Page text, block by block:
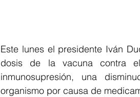
Este lunes el presidente Iván
dosis de la vacuna contra
inmunosupresión, una
organismo por causa de